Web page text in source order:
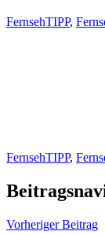
FernsehTIPP,
FernsehTIPP,
Vorheriger Beitrag